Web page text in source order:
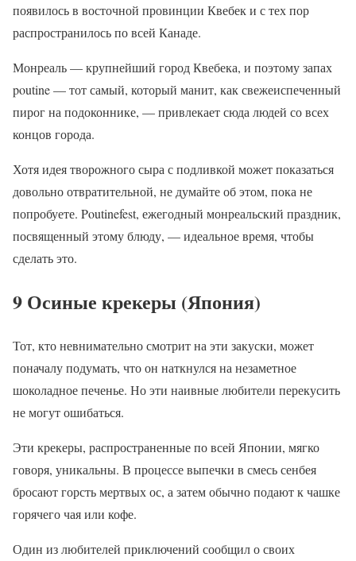
появилось в восточной провинции Квебек и с тех пор
распространилось по всей Канаде.
Монреаль — крупнейший город Квебека, и поэтому запах
poutine — тот самый, который манит, как свежеиспеченный
пирог на подоконнике, — привлекает сюда людей со всех
концов города.
Хотя идея творожного сыра с подливкой может показаться
довольно отвратительной, не думайте об этом, пока не
попробуете. Poutinefest, ежегодный монреальский праздник,
посвященный этому блюду, — идеальное время, чтобы
сделать это.
9 Осиные крекеры (Япония)
Тот, кто невнимательно смотрит на эти закуски, может
поначалу подумать, что он наткнулся на незаметное
шоколадное печенье. Но эти наивные любители перекусить
не могут ошибаться.
Эти крекеры, распространенные по всей Японии, мягко
говоря, уникальны. В процессе выпечки в смесь сенбея
бросают горсть мертвых ос, а затем обычно подают к чашке
горячего чая или кофе.
Один из любителей приключений сообщил о своих